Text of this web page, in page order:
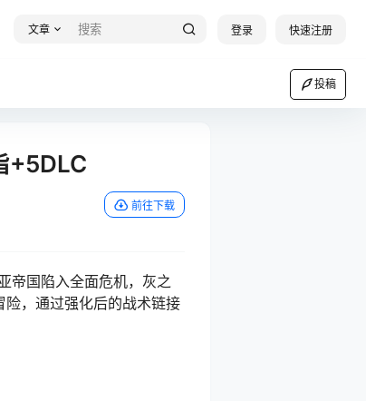
文章 登录 快速注册
投稿
+5DLC
前往下载
帝国陷入全面危机，灰之
，通过强化后的战术链接